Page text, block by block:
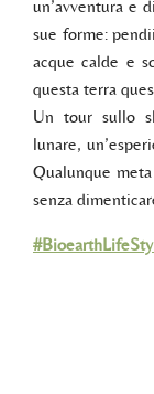
un’avventura e
sue forme:
acque calde e
questa terra
Un tour sullo
lunare,
Qualunque meta
senza